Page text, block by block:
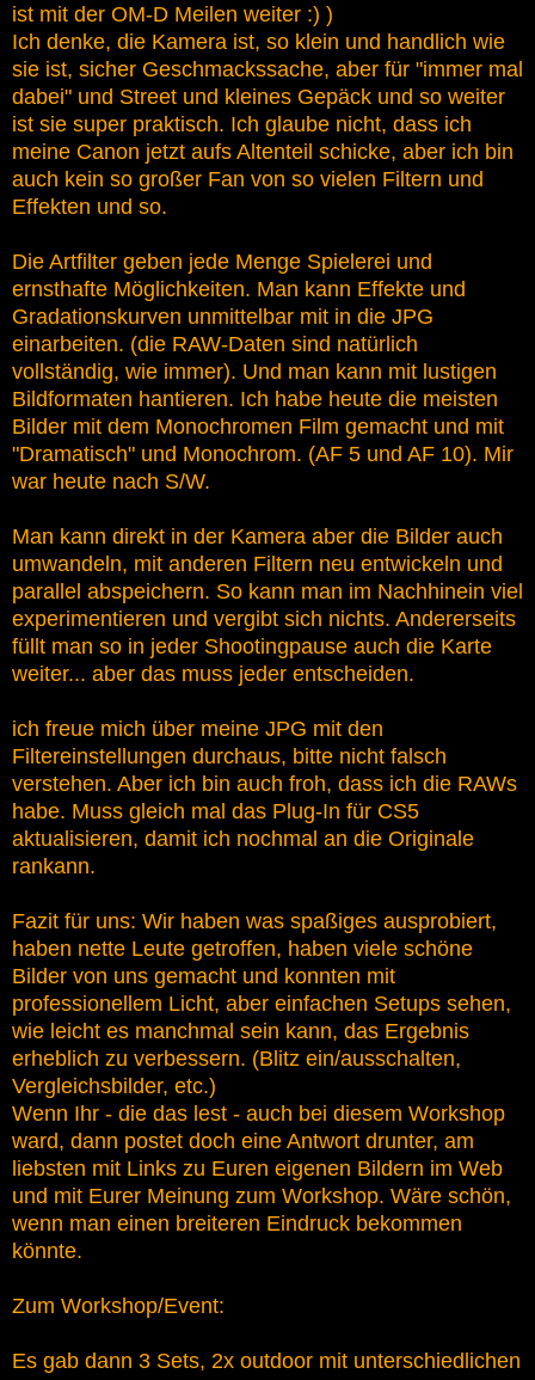
ist mit der OM-D Meilen weiter :) )
Ich denke, die Kamera ist, so klein und handlich wie
sie ist, sicher Geschmackssache, aber für "immer mal
dabei" und Street und kleines Gepäck und so weiter
ist sie super praktisch. Ich glaube nicht, dass ich
meine Canon jetzt aufs Altenteil schicke, aber ich bin
auch kein so großer Fan von so vielen Filtern und
Effekten und so.
Die Artfilter geben jede Menge Spielerei und
ernsthafte Möglichkeiten. Man kann Effekte und
Gradationskurven unmittelbar mit in die JPG
einarbeiten. (die RAW-Daten sind natürlich
vollständig, wie immer). Und man kann mit lustigen
Bildformaten hantieren. Ich habe heute die meisten
Bilder mit dem Monochromen Film gemacht und mit
"Dramatisch" und Monochrom. (AF 5 und AF 10). Mir
war heute nach S/W.
Man kann direkt in der Kamera aber die Bilder auch
umwandeln, mit anderen Filtern neu entwickeln und
parallel abspeichern. So kann man im Nachhinein viel
experimentieren und vergibt sich nichts. Andererseits
füllt man so in jeder Shootingpause auch die Karte
weiter... aber das muss jeder entscheiden.
ich freue mich über meine JPG mit den
Filtereinstellungen durchaus, bitte nicht falsch
verstehen. Aber ich bin auch froh, dass ich die RAWs
habe. Muss gleich mal das Plug-In für CS5
aktualisieren, damit ich nochmal an die Originale
rankann.
Fazit für uns: Wir haben was spaßiges ausprobiert,
haben nette Leute getroffen, haben viele schöne
Bilder von uns gemacht und konnten mit
professionellem Licht, aber einfachen Setups sehen,
wie leicht es manchmal sein kann, das Ergebnis
erheblich zu verbessern. (Blitz ein/ausschalten,
Vergleichsbilder, etc.)
Wenn Ihr - die das lest - auch bei diesem Workshop
ward, dann postet doch eine Antwort drunter, am
liebsten mit Links zu Euren eigenen Bildern im Web
und mit Eurer Meinung zum Workshop. Wäre schön,
wenn man einen breiteren Eindruck bekommen
könnte.
Zum Workshop/Event:
Es gab dann 3 Sets, 2x outdoor mit unterschiedlichen